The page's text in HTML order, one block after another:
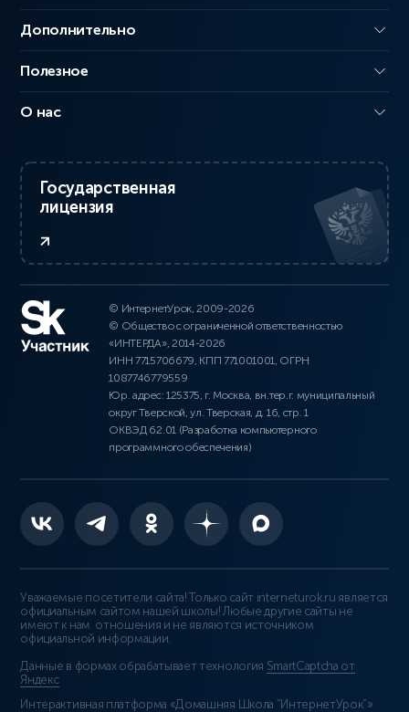
Дополнительно
Полезное
О нас
Государственная
лицензия
© ИнтернетУрок, 2009-2026
© Общество с ограниченной ответственностью
«ИНТЕРДА», 2014-2026
ИНН 7715706679, КПП 771001001, ОГРН
1087746779559
Юр. адрес: 125375, г. Москва, вн.тер.г. муниципальный
округ Тверской, ул. Тверская, д. 16, стр. 1
ОКВЭД 62.01 (Разработка компьютерного
программного обеспечения)
Уважаемые посетители сайта! Только сайт interneturok.ru является
официальным сайтом нашей школы! Любые другие сайты не
имеют к нам отношения и не являются источником
официальной информации.
Данные в формах обрабатывает технология SmartCaptcha от
Яндекс
Интерактивная платформа «Домашняя Школа “ИнтернетУрок”»